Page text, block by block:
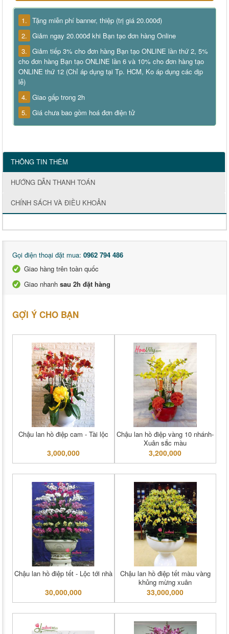
1. Tặng miễn phí banner, thiệp (trị giá 20.000đ)
2. Giảm ngay 20.000đ khi Bạn tạo đơn hàng Online
3. Giảm tiếp 3% cho đơn hàng Bạn tạo ONLINE lần thứ 2, 5%
cho đơn hàng Bạn tạo ONLINE lần 6 và 10% cho đơn hàng tạo
ONLINE thứ 12 (Chỉ áp dụng tại Tp. HCM, Ko áp dụng các dịp
lễ)
4. Giao gấp trong 2h
5. Giá chưa bao gồm hoá đơn điện tử
THÔNG TIN THÊM
HƯỚNG DẪN THANH TOÁN
CHÍNH SÁCH VÀ ĐIỀU KHOẢN
Gọi điện thoại đặt mua: 0962 794 486
Giao hàng trên toàn quốc
Giao nhanh sau 2h đặt hàng
GỢI Ý CHO BẠN
Chậu lan hồ điệp cam - Tài lộc
3,000,000
Chậu lan hồ điệp vàng 10 nhánh-
Xuân sắc màu
3,200,000
Chậu lan hồ điệp tết - Lộc tới nhà
30,000,000
Chậu lan hồ điệp tết màu vàng
khủng mừng xuân
33,000,000